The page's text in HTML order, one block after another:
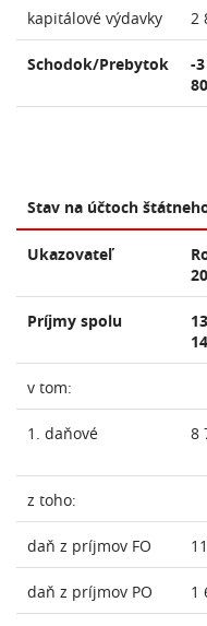
kapitálové výdavky 2
Schodok/Prebytok
-3
Stav na účtoch
Ukazovateľ
Príjmy spolu
13
v tom:
1. daňové 8
z toho:
daň z príjmov FO
daň z príjmov PO 1